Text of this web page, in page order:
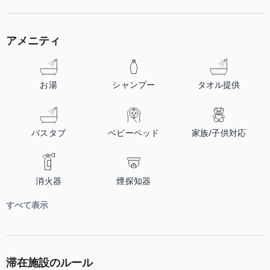
アメニティ
お湯 シャンプー タオル提供
バスタブ ベビーベッド 家族/子供対応
消火器 煙探知器
すべて表示
滞在施設のルール